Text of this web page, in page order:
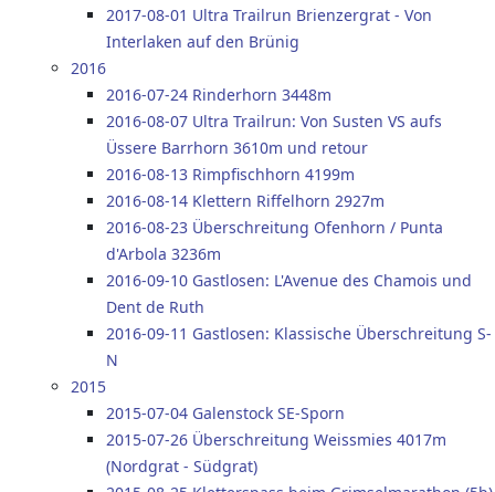
2017-08-01 Ultra Trailrun Brienzergrat - Von
Interlaken auf den Brünig
2016
2016-07-24 Rinderhorn 3448m
2016-08-07 Ultra Trailrun: Von Susten VS aufs
Üssere Barrhorn 3610m und retour
2016-08-13 Rimpfischhorn 4199m
2016-08-14 Klettern Riffelhorn 2927m
2016-08-23 Überschreitung Ofenhorn / Punta
d'Arbola 3236m
2016-09-10 Gastlosen: L'Avenue des Chamois und
Dent de Ruth
2016-09-11 Gastlosen: Klassische Überschreitung S-
N
2015
2015-07-04 Galenstock SE-Sporn
2015-07-26 Überschreitung Weissmies 4017m
(Nordgrat - Südgrat)